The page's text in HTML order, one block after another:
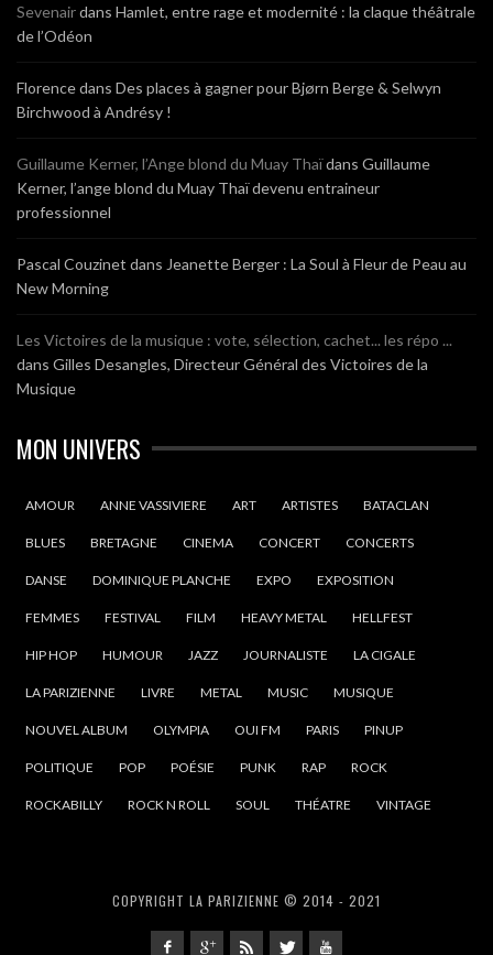
Sevenairdans Hamlet, entre rage et modernité : la claque théâtrale
de l’Odéon
Florencedans Des places à gagner pour Bjørn Berge & Selwyn
Birchwood à Andrésy !
Guillaume Kerner, l’Ange blond du Muay Thaïdans Guillaume
Kerner, l’ange blond du Muay Thaï devenu entraineur
professionnel
Pascal Couzinet dans Jeanette Berger : La Soul à Fleur de Peau au
New Morning
Les Victoires de la musique : vote, sélection, cachet... les répo ...
dans Gilles Desangles, Directeur Général des Victoires de la
Musique
MON UNIVERS
AMOUR ANNE VASSIVIERE ART ARTISTES BATACLAN
BLUES BRETAGNE CINEMA CONCERT CONCERTS
DANSE DOMINIQUE PLANCHE EXPO EXPOSITION
FEMMES FESTIVAL FILM HEAVY METAL HELLFEST
HIP HOP HUMOUR JAZZ JOURNALISTE LA CIGALE
LA PARIZIENNE LIVRE METAL MUSIC MUSIQUE
NOUVEL ALBUM OLYMPIA OUI FM PARIS PINUP
POLITIQUE POP POÉSIE PUNK RAP ROCK
ROCKABILLY ROCK N ROLL SOUL THÉATRE VINTAGE
COPYRIGHT LA PARIZIENNE © 2014 - 2021